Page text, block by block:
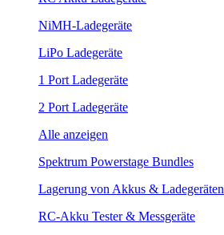
NiMH-Ladegeräte
LiPo Ladegeräte
1 Port Ladegeräte
2 Port Ladegeräte
Alle anzeigen
Spektrum Powerstage Bundles
Lagerung von Akkus & Ladegeräten
RC-Akku Tester & Messgeräte